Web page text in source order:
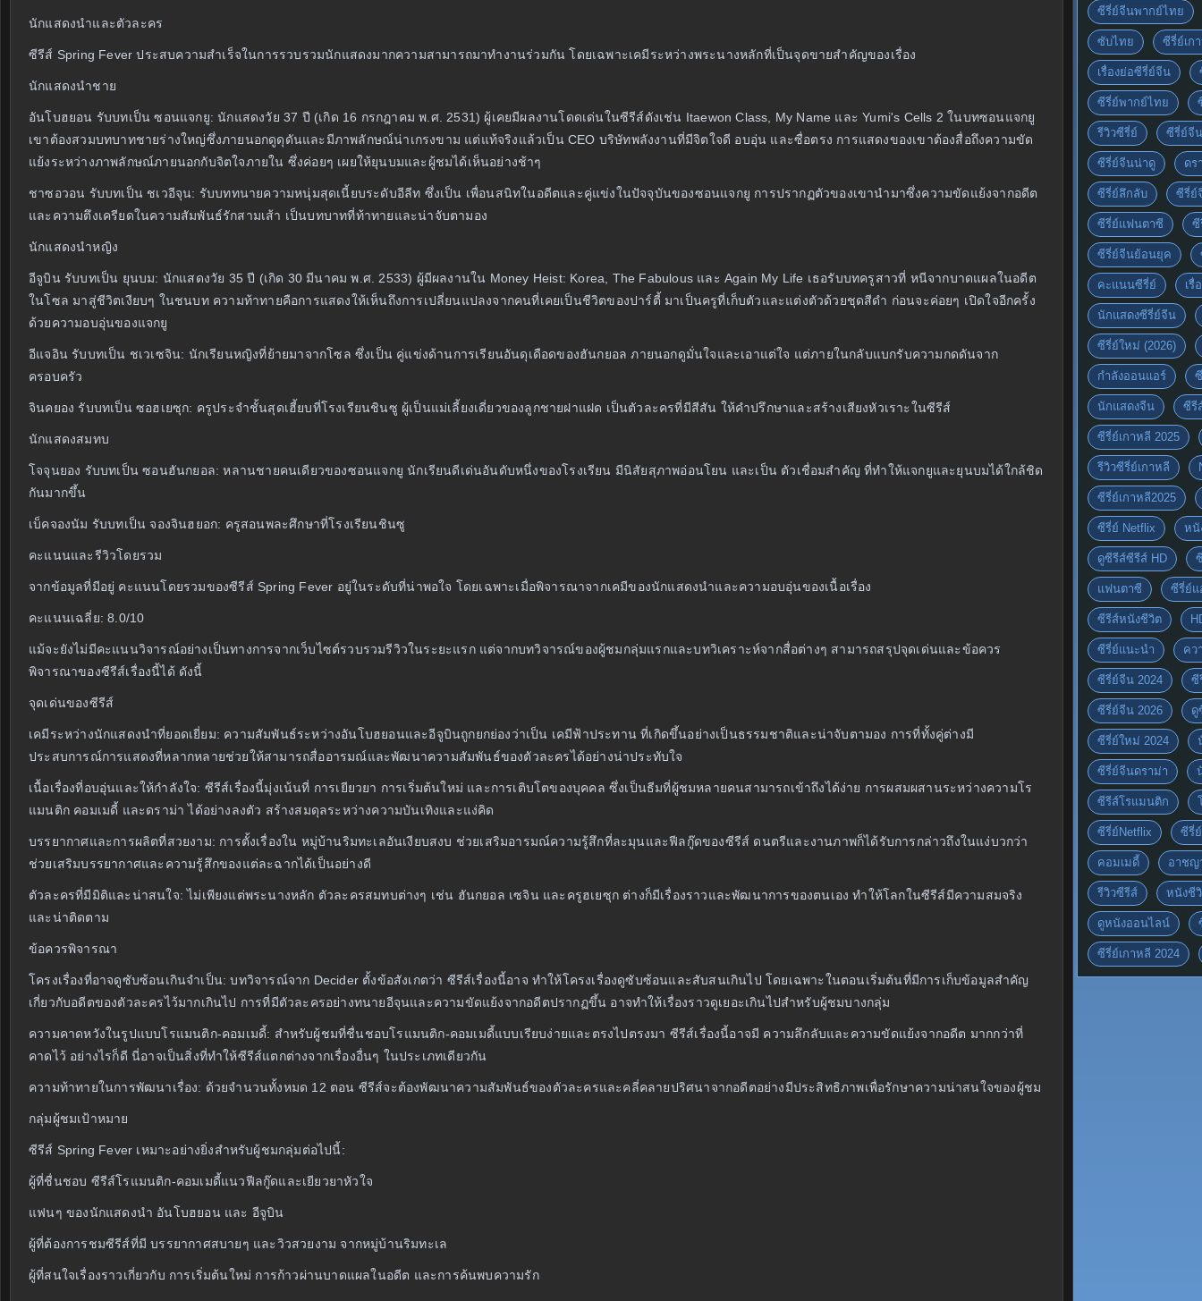
นักแสดงนำและตัวละคร
ซีรีส์ Spring Fever ประสบความสำเร็จในการรวบรวมนักแสดงมากความสามารถมาทำงานร่วมกัน โดยเฉพาะเคมีระหว่างพระนางหลักที่เป็นจุดขายสำคัญของเรื่อง
นักแสดงนำชาย
อันโบฮยอน รับบทเป็น ซอนแจกยู: นักแสดงวัย 37 ปี (เกิด 16 กรกฎาคม พ.ศ. 2531) ผู้เคยมีผลงานโดดเด่นในซีรีส์ดังเช่น Itaewon Class, My Name และ Yumi's Cells 2 ในบทซอนแจกยู
เขาต้องสวมบทบาทชายร่างใหญ่ซึ่งภายนอกดูดุดันและมีภาพลักษณ์น่าเกรงขาม แต่แท้จริงแล้วเป็น CEO บริษัทพลังงานที่มีจิตใจดี อบอุ่น และซื่อตรง การแสดงของเขาต้องสื่อถึงความขัด
แย้งระหว่างภาพลักษณ์ภายนอกกับจิตใจภายใน ซึ่งค่อยๆ เผยให้ยุนบมและผู้ชมได้เห็นอย่างช้าๆ
ชาซอวอน รับบทเป็น ชเวอีจุน: รับบททนายความหนุ่มสุดเนี้ยบระดับอีลีท ซึ่งเป็น เพื่อนสนิทในอดีตและคู่แข่งในปัจจุบันของซอนแจกยู การปรากฏตัวของเขานำมาซึ่งความขัดแย้งจากอดีต
และความตึงเครียดในความสัมพันธ์รักสามเส้า เป็นบทบาทที่ท้าทายและน่าจับตามอง
นักแสดงนำหญิง
อีจูบิน รับบทเป็น ยุนบม: นักแสดงวัย 35 ปี (เกิด 30 มีนาคม พ.ศ. 2533) ผู้มีผลงานใน Money Heist: Korea, The Fabulous และ Again My Life เธอรับบทครูสาวที่ หนีจากบาดแผลในอดีต
ในโซล มาสู่ชีวิตเงียบๆ ในชนบท ความท้าทายคือการแสดงให้เห็นถึงการเปลี่ยนแปลงจากคนที่เคยเป็นชีวิตของปาร์ตี้ มาเป็นครูที่เก็บตัวและแต่งตัวด้วยชุดสีดำ ก่อนจะค่อยๆ เปิดใจอีกครั้ง
ด้วยความอบอุ่นของแจกยู
อีแจอิน รับบทเป็น ชเวเซจิน: นักเรียนหญิงที่ย้ายมาจากโซล ซึ่งเป็น คู่แข่งด้านการเรียนอันดุเดือดของฮันกยอล ภายนอกดูมั่นใจและเอาแต่ใจ แต่ภายในกลับแบกรับความกดดันจาก
ครอบครัว
จินคยอง รับบทเป็น ซอฮเยซุก: ครูประจำชั้นสุดเฮี้ยบที่โรงเรียนชินซู ผู้เป็นแม่เลี้ยงเดี่ยวของลูกชายฝาแฝด เป็นตัวละครที่มีสีสัน ให้คำปรึกษาและสร้างเสียงหัวเราะในซีรีส์
นักแสดงสมทบ
โจจุนยอง รับบทเป็น ซอนฮันกยอล: หลานชายคนเดียวของซอนแจกยู นักเรียนดีเด่นอันดับหนึ่งของโรงเรียน มีนิสัยสุภาพอ่อนโยน และเป็น ตัวเชื่อมสำคัญ ที่ทำให้แจกยูและยุนบมได้ใกล้ชิด
กันมากขึ้น
เบ็คจองนัม รับบทเป็น จองจินฮยอก: ครูสอนพละศึกษาที่โรงเรียนชินซู
คะแนนและรีวิวโดยรวม
จากข้อมูลที่มีอยู่ คะแนนโดยรวมของซีรีส์ Spring Fever อยู่ในระดับที่น่าพอใจ โดยเฉพาะเมื่อพิจารณาจากเคมีของนักแสดงนำและความอบอุ่นของเนื้อเรื่อง
คะแนนเฉลี่ย: 8.0/10
แม้จะยังไม่มีคะแนนวิจารณ์อย่างเป็นทางการจากเว็บไซต์รวบรวมรีวิวในระยะแรก แต่จากบทวิจารณ์ของผู้ชมกลุ่มแรกและบทวิเคราะห์จากสื่อต่างๆ สามารถสรุปจุดเด่นและข้อควร
พิจารณาของซีรีส์เรื่องนี้ได้ ดังนี้
จุดเด่นของซีรีส์
เคมีระหว่างนักแสดงนำที่ยอดเยี่ยม: ความสัมพันธ์ระหว่างอันโบฮยอนและอีจูบินถูกยกย่องว่าเป็น เคมีฟ้าประทาน ที่เกิดขึ้นอย่างเป็นธรรมชาติและน่าจับตามอง การที่ทั้งคู่ต่างมี
ประสบการณ์การแสดงที่หลากหลายช่วยให้สามารถสื่ออารมณ์และพัฒนาความสัมพันธ์ของตัวละครได้อย่างน่าประทับใจ
เนื้อเรื่องที่อบอุ่นและให้กำลังใจ: ซีรีส์เรื่องนี้มุ่งเน้นที่ การเยียวยา การเริ่มต้นใหม่ และการเติบโตของบุคคล ซึ่งเป็นธีมที่ผู้ชมหลายคนสามารถเข้าถึงได้ง่าย การผสมผสานระหว่างความโร
แมนติก คอมเมดี้ และดราม่า ได้อย่างลงตัว สร้างสมดุลระหว่างความบันเทิงและแง่คิด
บรรยากาศและการผลิตที่สวยงาม: การตั้งเรื่องใน หมู่บ้านริมทะเลอันเงียบสงบ ช่วยเสริมอารมณ์ความรู้สึกที่ละมุนและฟีลกู๊ดของซีรีส์ ดนตรีและงานภาพก็ได้รับการกล่าวถึงในแง่บวกว่า
ช่วยเสริมบรรยากาศและความรู้สึกของแต่ละฉากได้เป็นอย่างดี
ตัวละครที่มีมิติและน่าสนใจ: ไม่เพียงแต่พระนางหลัก ตัวละครสมทบต่างๆ เช่น ฮันกยอล เซจิน และครูฮเยซุก ต่างก็มีเรื่องราวและพัฒนาการของตนเอง ทำให้โลกในซีรีส์มีความสมจริง
และน่าติดตาม
ข้อควรพิจารณา
โครงเรื่องที่อาจดูซับซ้อนเกินจำเป็น: บทวิจารณ์จาก Decider ตั้งข้อสังเกตว่า ซีรีส์เรื่องนี้อาจ ทำให้โครงเรื่องดูซับซ้อนและสับสนเกินไป โดยเฉพาะในตอนเริ่มต้นที่มีการเก็บข้อมูลสำคัญ
เกี่ยวกับอดีตของตัวละครไว้มากเกินไป การที่มีตัวละครอย่างทนายอีจุนและความขัดแย้งจากอดีตปรากฏขึ้น อาจทำให้เรื่องราวดูเยอะเกินไปสำหรับผู้ชมบางกลุ่ม
ความคาดหวังในรูปแบบโรแมนติก-คอมเมดี้: สำหรับผู้ชมที่ชื่นชอบโรแมนติก-คอมเมดี้แบบเรียบง่ายและตรงไปตรงมา ซีรีส์เรื่องนี้อาจมี ความลึกลับและความขัดแย้งจากอดีต มากกว่าที่
คาดไว้ อย่างไรก็ดี นี่อาจเป็นสิ่งที่ทำให้ซีรีส์แตกต่างจากเรื่องอื่นๆ ในประเภทเดียวกัน
ความท้าทายในการพัฒนาเรื่อง: ด้วยจำนวนทั้งหมด 12 ตอน ซีรีส์จะต้องพัฒนาความสัมพันธ์ของตัวละครและคลี่คลายปริศนาจากอดีตอย่างมีประสิทธิภาพเพื่อรักษาความน่าสนใจของผู้ชม
กลุ่มผู้ชมเป้าหมาย
ซีรีส์ Spring Fever เหมาะอย่างยิ่งสำหรับผู้ชมกลุ่มต่อไปนี้:
ผู้ที่ชื่นชอบ ซีรีส์โรแมนติก-คอมเมดี้แนวฟีลกู๊ดและเยียวยาหัวใจ
แฟนๆ ของนักแสดงนำ อันโบฮยอน และ อีจูบิน
ผู้ที่ต้องการชมซีรีส์ที่มี บรรยากาศสบายๆ และวิวสวยงาม จากหมู่บ้านริมทะเล
ผู้ที่สนใจเรื่องราวเกี่ยวกับ การเริ่มต้นใหม่ การก้าวผ่านบาดแผลในอดีต และการค้นพบความรัก
ซีรี่ย์จีนพากย์ไทย
ซับไทย ซีรี่ย์เก
เรื่องย่อซีรี่ย์จีน
ซีรี่ย์พากย์ไทย
รีวิวซีรี่ย์ ซีรี่ย์จี
ซีรี่ย์จีนน่าดู ดร
ซีรี่ย์ลึกลับ ซีรี่ย์
ซีรี่ย์แฟนตาซี ซี
ซีรี่ย์จีนย้อนยุค
คะแนนซีรี่ย์ เรื่
นักแสดงซีรี่ย์จีน
ซีรี่ย์ใหม่ (2026)
กำลังออนแอร์
นักแสดงจีน ซีรี
ซีรี่ย์เกาหลี 2025
รีวิวซีรี่ย์เกาหลี
ซีรี่ย์เกาหลี2025
ซีรี่ย์ Netflix หนั
ดูซีรีส์ซีรีส์ HD
แฟนตาซี ซีรี่ย์
ซีรีส์หนังชีวิต
ซีรี่ย์แนะนำ คว
ซีรี่ย์จีน 2024 ซี
ซีรี่ย์จีน 2026 ดู
ซีรี่ย์ใหม่ 2024
ซีรี่ย์จีนดราม่า
ซีรีส์โรแมนติก
ซีรี่ย์Netflix ซีรี่
คอมเมดี้ อาชญ
รีวิวซีรีส์ หนังชี
ดูหนังออนไลน์
ซีรี่ย์เกาหลี 2024